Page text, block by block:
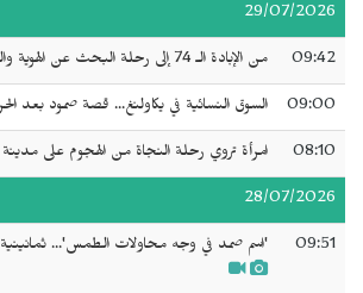
29/07/2026
09:42 من الإبادة الـ 74 إلى رحلة البحث عن الهوية والعدالة (4)
09:00 السوق النسائية في يكاولنغ... قصة صمود بعد
08:10 امرأة تروي رحلة النجاة من الهجوم على مدينة
28/07/2026
09:51 'اسم صمد في وجه محاولات الطمس'... ثمانينية